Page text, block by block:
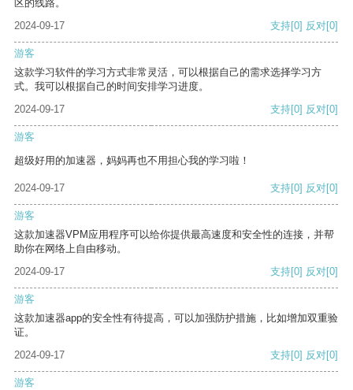
区的线路。
2024-09-17
支持[0] 反对[0]
游客
这款学习软件的学习方式非常灵活，可以根据自己的需求选择学习方
式。我可以根据自己的时间安排学习进度。
2024-09-17
支持[0] 反对[0]
游客
超级好用的加速器，妈妈再也不用担心我的学习啦！
2024-09-17 支持[0] 反对[0]
游客
这款加速器VPM应用程序可以给你提供最高速度和安全性的连接，并帮
助你在网络上自由移动。
2024-09-17
支持[0] 反对[0]
游客
这款加速器app的安全性有待提高，可以加强防护措施，比如增加双重验
证。
2024-09-17
支持[0] 反对[0]
游客